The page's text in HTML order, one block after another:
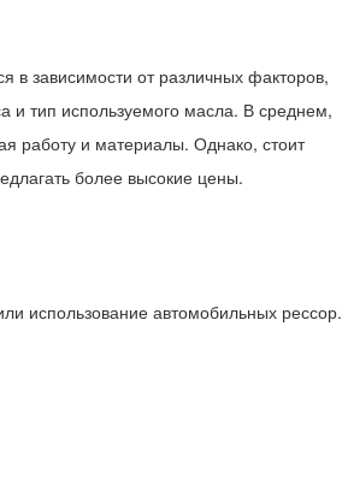
в зависимости от различных факторов,
и тип используемого масла. В среднем,
работу и материалы. Однако, стоит
более высокие цены.
использование автомобильных рессор.